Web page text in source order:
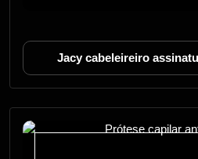
Jacy cabeleireiro